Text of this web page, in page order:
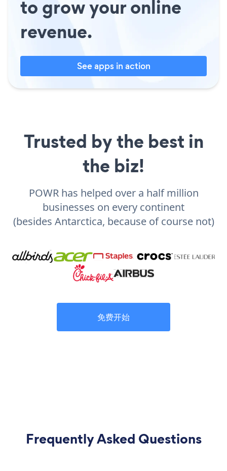
to grow your online
revenue.
See apps in action
Trusted by the best in
the biz!
POWR has helped over a half million
businesses on every continent
(besides Antarctica, because of course not)
免费开始
Frequently Asked Questions